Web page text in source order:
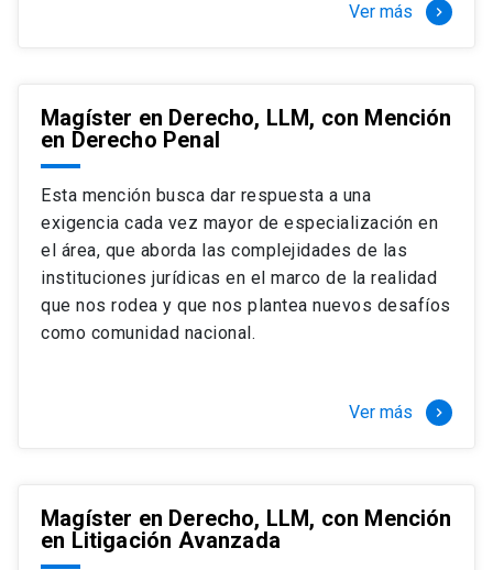
Ver más keyboard_arrow_right
Magíster en Derecho, LLM, con Mención
en Derecho Penal
Esta mención busca dar respuesta a una
exigencia cada vez mayor de especialización en
el área, que aborda las complejidades de las
instituciones jurídicas en el marco de la realidad
que nos rodea y que nos plantea nuevos desafíos
como comunidad nacional.
Ver más keyboard_arrow_right
Magíster en Derecho, LLM, con Mención
en Litigación Avanzada